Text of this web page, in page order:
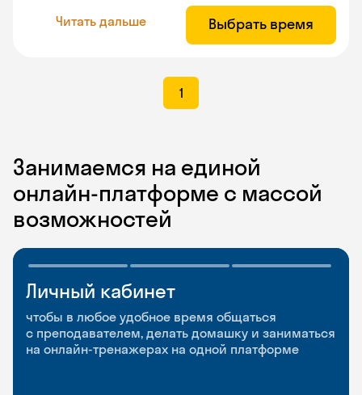
Читать дальше Выбрать время
1
Занимаемся на единой
онлайн-платформе с массой
возможностей
Личный кабинет
чтобы в любое удобное время общаться
с преподавателем, делать домашку и заниматься
на онлайн-тренажерах на одной платформе
Мобильное
приложение
чтобы заниматься и изучать новые слова где
и когда удобно
Разговорные клубы
и Talks
Групповые занятия для разговорной практики
и индивидуальные встречи с преподавателями